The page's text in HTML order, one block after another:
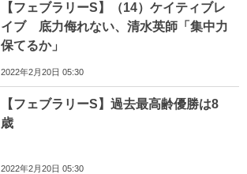
【フェブラリーS】（14）ケイティブレ
イブ 底力侮れない、清水英師「集中力
保てるか」
2022年2月20日 05:30
【フェブラリーS】過去最高齢優勝は8
歳
2022年2月20日 05:30